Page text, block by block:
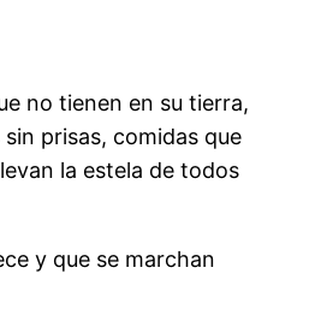
no tienen en su tierra,
prisas, comidas que
la estela de todos
y que se marchan